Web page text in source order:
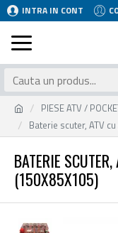
INTRA IN CONT
PIESE ATV /
Baterie scuter, ATV
BATERIE
(150X85X105)